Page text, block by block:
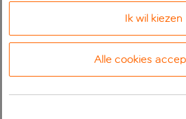
Ik wil kiezen
Alle cookies